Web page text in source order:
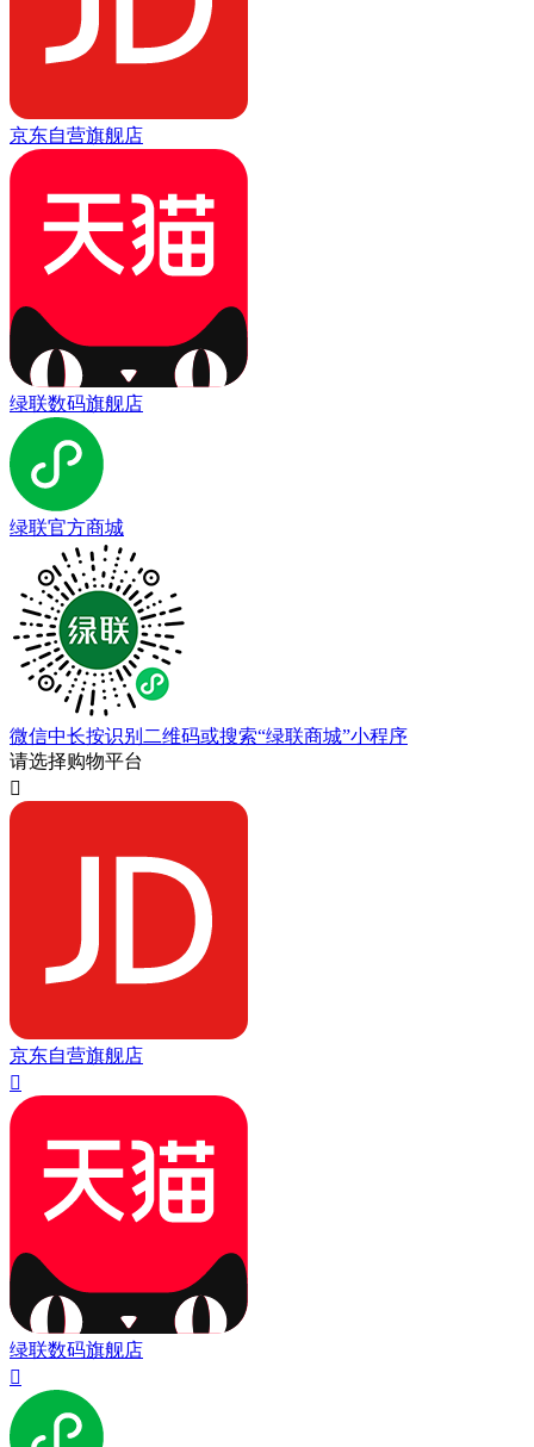
京东自营旗舰店
绿联数码旗舰店
绿联官方商城
微信中长按识别二维码或搜索“绿联商城”小程序
请选择购物平台

京东自营旗舰店

绿联数码旗舰店
